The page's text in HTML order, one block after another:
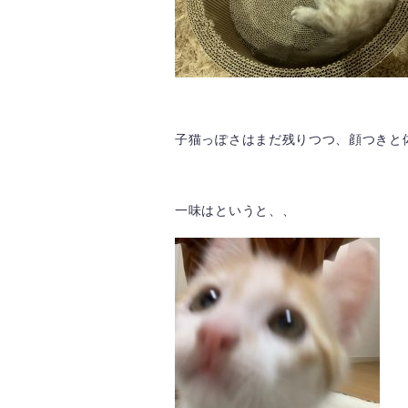
子猫っぽさはまだ残りつつ、顔つき
一味はというと、、